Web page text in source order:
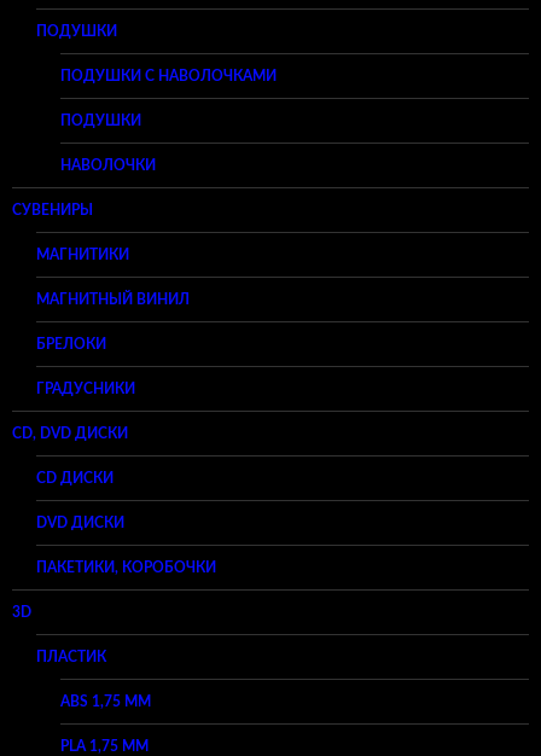
ПОДУШКИ
ПОДУШКИ С НАВОЛОЧКАМИ
ПОДУШКИ
НАВОЛОЧКИ
СУВЕНИРЫ
МАГНИТИКИ
МАГНИТНЫЙ ВИНИЛ
БРЕЛОКИ
ГРАДУСНИКИ
CD, DVD ДИСКИ
CD ДИСКИ
DVD ДИСКИ
ПАКЕТИКИ, КОРОБОЧКИ
3D
ПЛАСТИК
ABS 1,75 ММ
PLA 1,75 ММ